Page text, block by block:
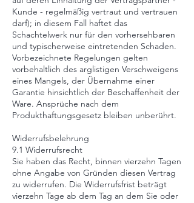
Kunde - regelmäßig vertraut und vertrauen
darf); in diesem Fall haftet das
Schachtelwerk nur für den vorhersehbaren
und typischerweise eintretenden Schaden.
Vorbezeichnete Regelungen gelten
vorbehaltlich des arglistigen Verschweigens
eines Mangels, der Übernahme einer
Garantie hinsichtlich der Beschaffenheit der
Ware. Ansprüche nach dem
Produkthaftungsgesetz bleiben unberührt.
Widerrufsbelehrung
9.1 Widerrufsrecht
Sie haben das Recht, binnen vierzehn Tagen
ohne Angabe von Gründen diesen Vertrag
zu widerrufen. Die Widerrufsfrist beträgt
vierzehn Tage ab dem Tag an dem Sie oder